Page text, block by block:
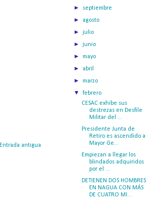
Entrada antigua
► septiembre
► agosto
►julio
►junio
►mayo
► abril
►marzo
▼febrero
CESAC exhibe sus
destrezas en Desfile
Militar del ...
Presidente Junta de
Retiro es ascendido a
Mayor Ge...
Empiezan a llegar los
blindados adquiridos
por el ...
DETIENEN DOS HOMBRES
EN NAGUA CON MÁS
DE CUATRO MI...